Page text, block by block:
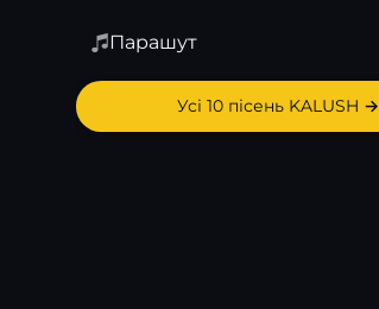
Парашут
Усі 10 пісень KALUSH →